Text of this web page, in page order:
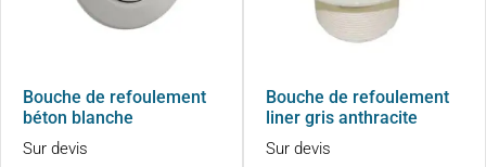
Bouche de refoulement
béton blanche
Sur devis
Bouche de refoulement
liner gris anthracite
Sur devis